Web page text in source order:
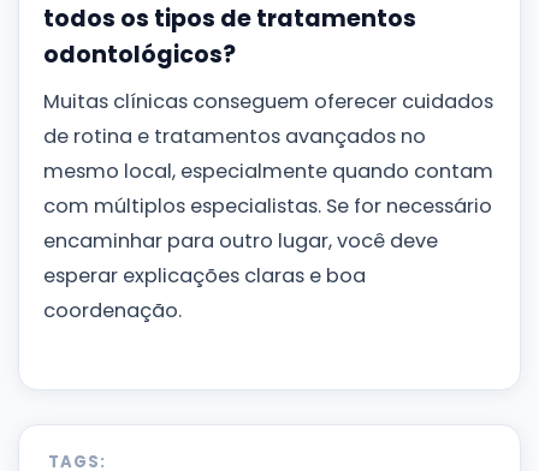
todos os tipos de tratamentos
odontológicos?
Muitas clínicas conseguem oferecer cuidados
de rotina e tratamentos avançados no
mesmo local, especialmente quando contam
com múltiplos especialistas. Se for necessário
encaminhar para outro lugar, você deve
esperar explicações claras e boa
coordenação.
TAGS: